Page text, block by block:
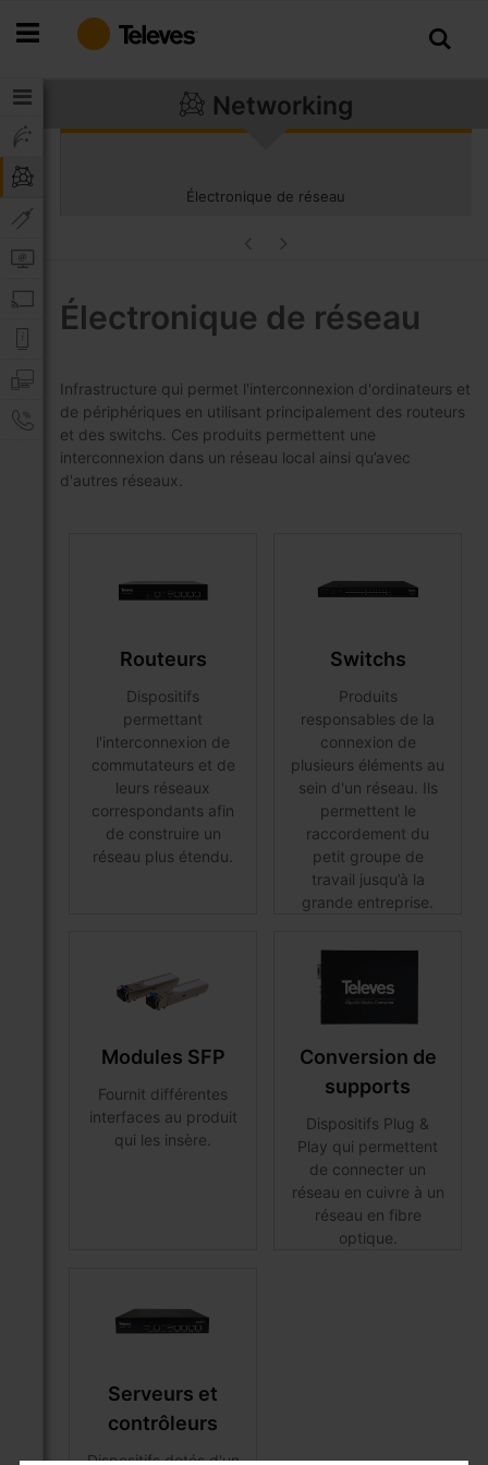
au
Networking
Électronique de réseau
Électronique de réseau
Infrastructure qui permet l'interconnexion d'ordinateurs et
de périphériques en utilisant principalement des routeurs
et des switchs. Ces produits permettent une
interconnexion dans un réseau local ainsi qu’avec
d'autres réseaux.
Routeurs
Dispositifs
permettant
l'interconnexion de
commutateurs et de
leurs réseaux
correspondants afin
de construire un
réseau plus étendu.
Switchs
Produits
responsables de la
connexion de
plusieurs éléments au
sein d'un réseau. Ils
permettent le
raccordement du
petit groupe de
travail jusqu’à la
grande entreprise.
Modules SFP
Fournit différentes
interfaces au produit
qui les insère.
Conversion de
supports
Dispositifs Plug &
Play qui permettent
de connecter un
réseau en cuivre à un
réseau en fibre
optique.
Serveurs et
contrôleurs
Dispositifs dotés d'un